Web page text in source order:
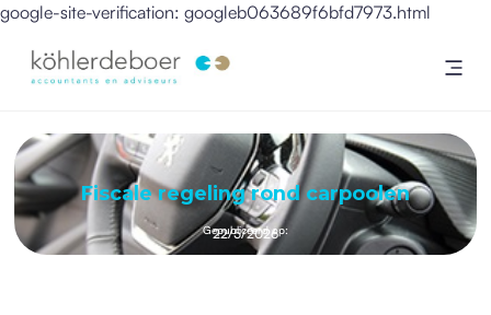
google-site-verification: googleb063689f6bfd7973.html
Fiscale regeling rond carpoolen
Gepubliceerd op:
22/5/2026